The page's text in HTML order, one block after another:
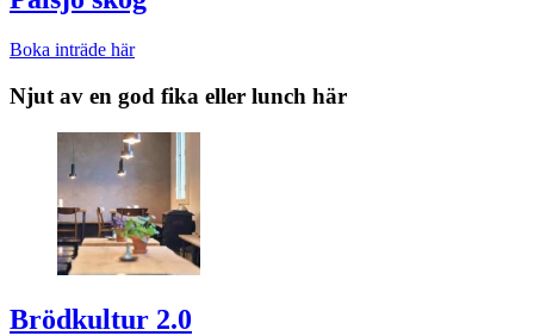
Boka inträde här
Njut av en god fika eller lunch här
Brödkultur 2.0